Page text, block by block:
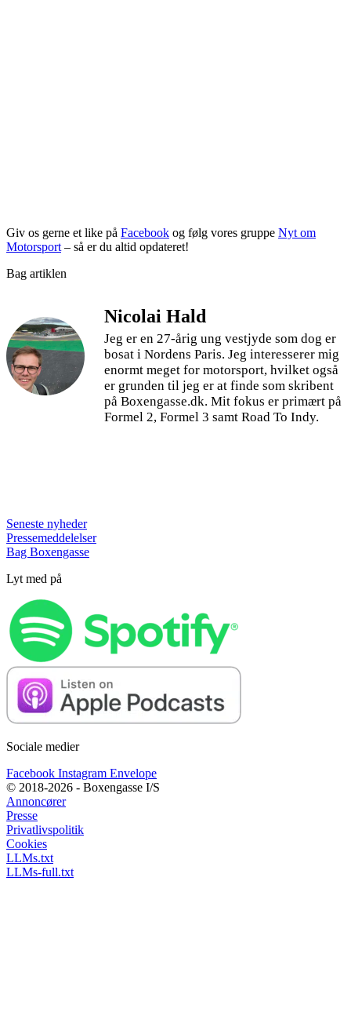
Giv os gerne et like på Facebook og følg vores gruppe Nyt om
Motorsport – så er du altid opdateret!
Bag artiklen
Nicolai Hald
Jeg er en 27-årig ung vestjyde som dog er
bosat i Nordens Paris. Jeg interesserer mig
enormt meget for motorsport, hvilket også
er grunden til jeg er at finde som skribent
på Boxengasse.dk. Mit fokus er primært på
Formel 2, Formel 3 samt Road To Indy.
Seneste nyheder
Pressemeddelelser
Bag Boxengasse
Lyt med på
Sociale medier
Facebook Instagram Envelope
© 2018-2026 - Boxengasse I/S
Annoncører
Presse
Privatlivspolitik
Cookies
LLMs.txt
LLMs-full.txt